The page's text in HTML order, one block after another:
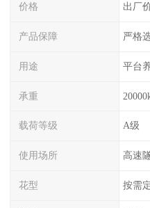
价格 出厂
产品保障 严格
用途 平台
承重
载荷等级 A级
使用场所 高速
花型 按需